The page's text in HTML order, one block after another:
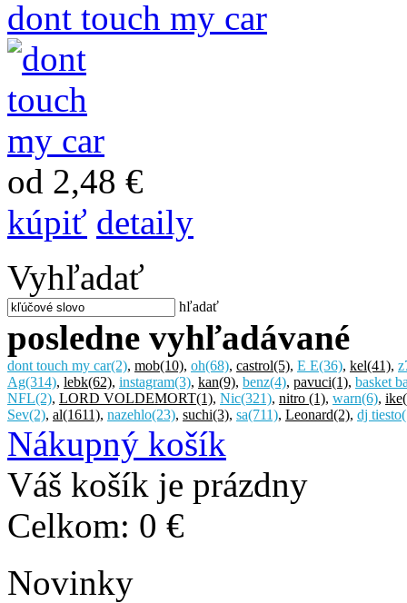
dont touch my car
od 2,48 €
kúpiť detaily
Vyhľadať
hľadať
posledne vyhľadávané
dont touch my car(2), mob(10), oh(68), castrol(5), E E(36), kel(41),
Ag(314), lebk(62), instagram(3), kan(9), benz(4), pavuci(1), basket
NFL(2), LORD VOLDEMORT(1), Nic(321), nitro (1), warn(6), ike
Sev(2), al(1611), nazehlo(23), suchi(3), sa(711), Leonard(2), dj tiesto
Nákupný košík
Váš košík je prázdny
Celkom: 0 €
Novinky